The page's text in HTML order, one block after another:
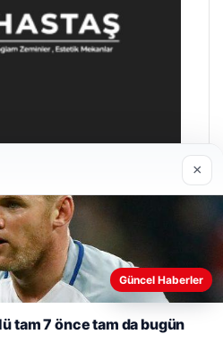
Bürosu
daha iyi anlayabilmek,
geliştirmek amacıyla çerezler
×
Güncel Haberler
tam 7 önce tam da bugün